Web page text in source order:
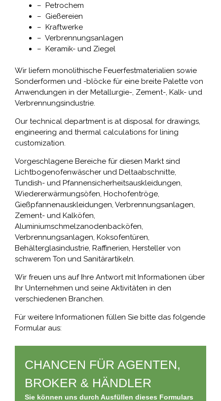
– Petrochem
– Gießereien
– Kraftwerke
– Verbrennungsanlagen
– Keramik- und Ziegel
Wir liefern monolithische Feuerfestmaterialien sowie
Sonderformen und -blöcke für eine breite Palette von
Anwendungen in der Metallurgie-, Zement-, Kalk- und
Verbrennungsindustrie.
Our technical department is at disposal for drawings,
engineering and thermal calculations for lining
customization.
Vorgeschlagene Bereiche für diesen Markt sind
Lichtbogenofenwäscher und Deltaabschnitte,
Tundish- und Pfannensicherheitsauskleidungen,
Wiedererwärmungsöfen, Hochofentröge,
Gießpfannenauskleidungen, Verbrennungsanlagen,
Zement- und Kalköfen,
Aluminiumschmelzanodenbacköfen,
Verbrennungsanlagen, Koksofentüren,
Behälterglasindustrie, Raffinerien, Hersteller von
schwerem Ton und Sanitärartikeln.
Wir freuen uns auf Ihre Antwort mit Informationen über
Ihr Unternehmen und seine Aktivitäten in den
verschiedenen Branchen.
Für weitere Informationen füllen Sie bitte das folgende
Formular aus:
CHANCEN FÜR AGENTEN,
BROKER & HÄNDLER
Sie können uns durch Ausfüllen dieses Formulars